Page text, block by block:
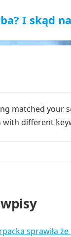
I skąd
matched your
with different
sprawiła